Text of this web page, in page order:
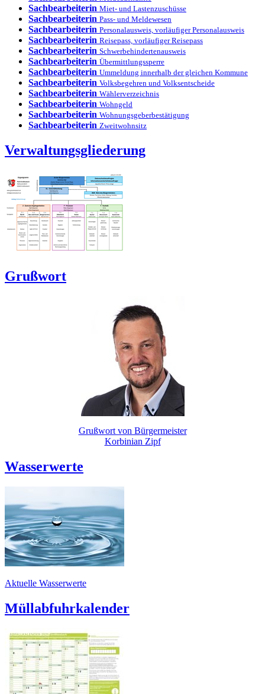
Sachbearbeiterin Miet- und Lastenzuschüsse
Sachbearbeiterin Pass- und Meldewesen
Sachbearbeiterin Personalausweis, vorläufiger Personalausweis
Sachbearbeiterin Reisepass, vorläufiger Reisepass
Sachbearbeiterin Schwerbehindertenausweis
Sachbearbeiterin Übermittlungssperre
Sachbearbeiterin Ummeldung innerhalb der gleichen Kommune
Sachbearbeiterin Volksbegehren und Volksentscheide
Sachbearbeiterin Wählerverzeichnis
Sachbearbeiterin Wohngeld
Sachbearbeiterin Wohnungsgeberbestätigung
Sachbearbeiterin Zweitwohnsitz
Verwaltungsgliederung
Grußwort
Grußwort von Bürgermeister
Korbinian Zipf
Wasserwerte
Aktuelle Wasserwerte
Müllabfuhrkalender